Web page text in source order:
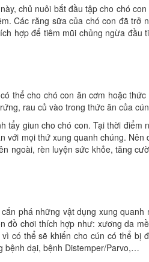
chủ nuôi bắt đầu tập cho chó con
Các răng sữa của chó con đã trở
hợp để tiêm mũi chủng ngừa đầu
thể cho chó con ăn cơm hoặc thức
rau củ vào trong thức ăn của
tẩy giun cho chó con. Tại thời điểm
với mọi thứ xung quanh chúng. Nên
ngoài, rèn luyện sức khỏe, tăng
phá những vật dụng xung quanh
đồ chơi thích hợp như: xương da
có thể sẽ khiến cho cún có thể bị
bệnh dại, bệnh Distemper/Parvo,…